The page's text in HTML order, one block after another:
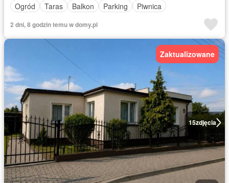
Ogród
Taras Balkon Parking Piwnica
2 dni, 8 godzin temu w domy.pl
15zdjęcia
Zaktualizowane